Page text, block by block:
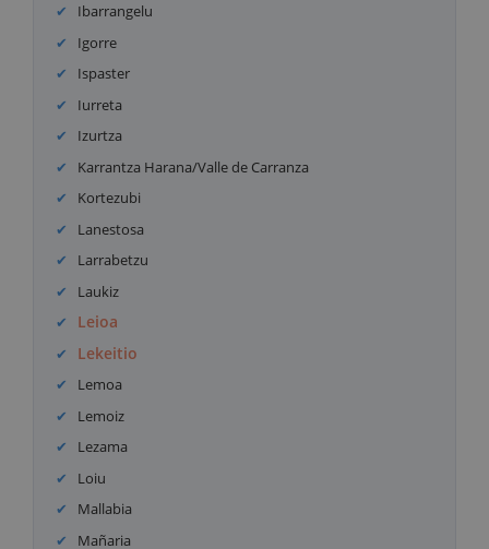
Ibarrangelu
Igorre
Ispaster
Iurreta
Izurtza
Karrantza Harana/Valle de Carranza
Kortezubi
Lanestosa
Larrabetzu
Laukiz
Leioa
Lekeitio
Lemoa
Lemoiz
Lezama
Loiu
Mallabia
Mañaria